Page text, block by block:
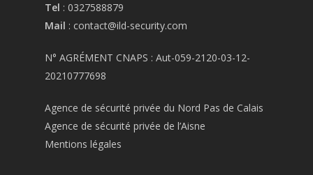
Tel : 0327588879
Mail : contact@ild-security.com
N° AGRÉMENT CNAPS : Aut-059-2120-03-12-
20210777698
Agence de sécurité privée du Nord Pas de Calais
Agence de sécurité privée de l’Aisne
Mentions légales